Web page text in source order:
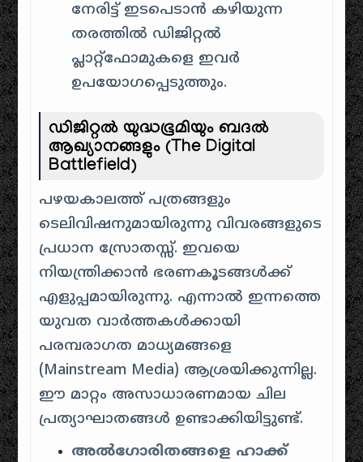
നേരിട്ട് ഇടപെടാൻ കഴിയുന്ന
തരത്തിൽ ഡിജിറ്റൽ
പ്ലാറ്റ്‌ഫോമുകളെ ഇവർ
ഉപയോഗപ്പെടുത്തും.
ഡിജിറ്റൽ യുദ്ധഭൂമിയും ബദൽ
ആഖ്യാനങ്ങളും (The Digital
Battlefield)
പഴയകാലത്ത് പത്രങ്ങളും
ടെലിവിഷനുമായിരുന്നു വിവരങ്ങളുടെ
പ്രധാന സ്രോതസ്സ്. ഇവയെ
നിയന്ത്രിക്കാൻ ഭരണകൂടങ്ങൾക്ക്
എളുപ്പമായിരുന്നു. എന്നാൽ ഇന്നത്തെ
യുവത വാർത്തകൾക്കായി
പരമ്പരാഗത മാധ്യമങ്ങളെ
(Mainstream Media) ആശ്രയിക്കുന്നില്ല.
ഈ മാറ്റം അസാധാരണമായ ചില
പ്രത്യാഘാതങ്ങൾ ഉണ്ടാക്കിയിട്ടുണ്ട്.
അൽഗോരിതങ്ങളെ ഹാക്ക്